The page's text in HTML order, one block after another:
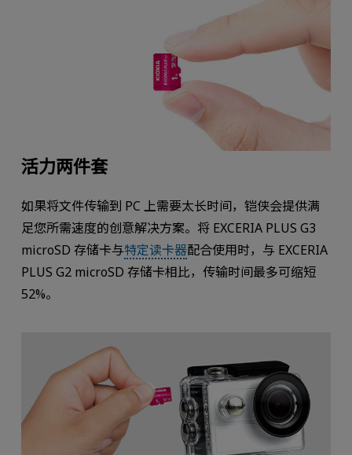
活力两件套
如果将文件传输到 PC 上需要太长时间，铠侠会提供满
足您所需速度的创意解决方案。将 EXCERIA PLUS G3
microSD 存储卡与特定读卡器配合使用时，与 EXCERIA
PLUS G2 microSD 存储卡相比，传输时间最多可缩短
52%。